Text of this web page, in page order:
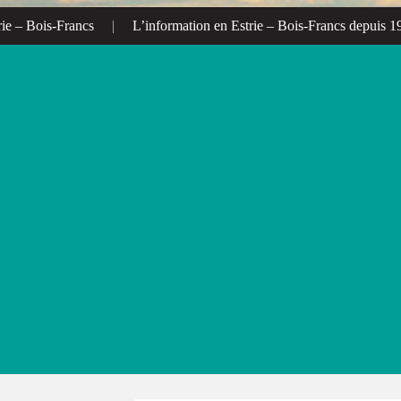
Francs | L’information en Estrie – Bois-Francs depuis 1972